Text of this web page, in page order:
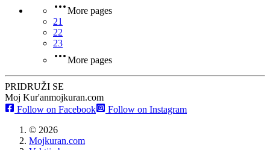
More pages
21
22
23
More pages
PRIDRUŽI SE
Moj Kur'anmojkuran.com
Follow on Facebook
Follow on Instagram
© 2026
Mojkuran.com